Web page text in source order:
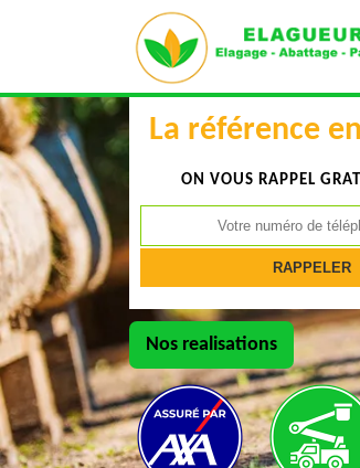
La référence
ON VOUS RAPPEL
Nos realisations